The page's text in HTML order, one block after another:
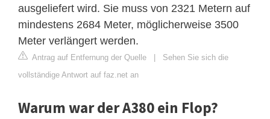
ausgeliefert wird. Sie muss von 2321 Metern auf
mindestens 2684 Meter, möglicherweise 3500
Meter verlängert werden.
Antrag auf Entfernung der Quelle | Sehen Sie sich die
vollständige Antwort auf faz.net an
Warum war der A380 ein Flop?